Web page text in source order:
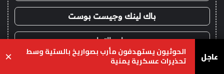
باك لينك وجيست بوست
مصادر التعليم
مجلة تقنية
عاجل الحوثيون يستهدفون مأرب بصواريخ بالستية وسط
تحذيرات عسكرية يمنية ×